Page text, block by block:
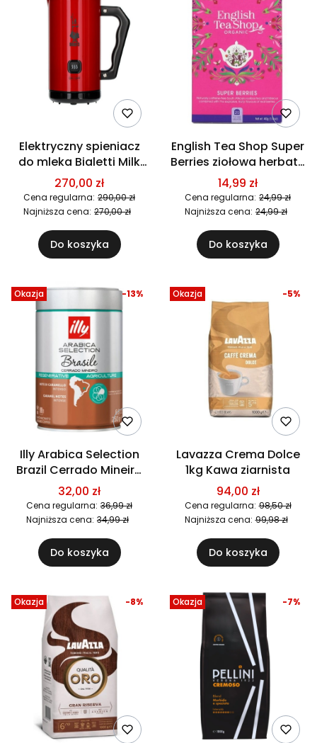
Elektryczny spieniacz
do mleka Bialetti Milk
Frother MKF02 Rosso
czerwony
270,00 zł
Cena regularna: 290,00 zł
Najniższa cena: 270,00 zł
Do koszyka
English Tea Shop Super
Berries ziołowa herbata
20x2g
14,99 zł
Cena regularna: 24,99 zł
Najniższa cena: 24,99 zł
Do koszyka
Okazja
Illy Arabica Selection
Brazil Cerrado Mineiro
250g Kawa mielona
32,00 zł
Cena regularna: 36,99 zł
-13%
Najniższa cena: 34,99 zł
Do koszyka
Okazja
Lavazza Crema Dolce
1kg Kawa ziarnista
94,00 zł
Cena regularna: 98,50 zł
-5%
Najniższa cena: 99,98 zł
Do koszyka
Okazja -8% Okazja -7%